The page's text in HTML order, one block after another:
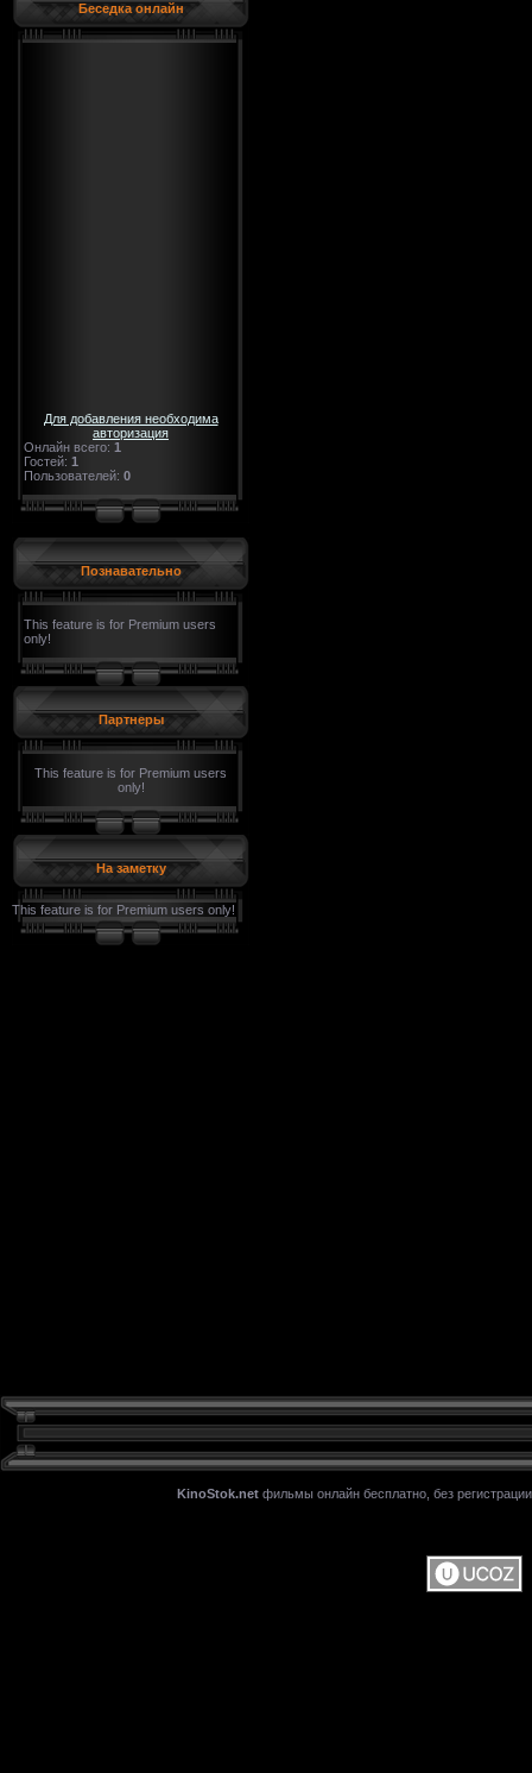
Беседка онлайн
Для добавления необходима
авторизация
Онлайн всего: 1
Гостей: 1
Пользователей: 0
Познавательно
This feature is for Premium users
only!
Партнеры
This feature is for Premium users
only!
На заметку
This feature is for Premium users only!
KinoStok.net фильмы онлайн бесплатно, без